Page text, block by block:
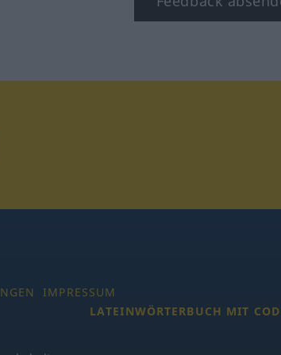
IMPRESSUM
LATEINWÖRTERBUCH MIT